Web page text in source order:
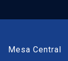
Mesa Central